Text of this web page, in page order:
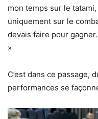
mon temps sur le
uniquement sur le
devais faire pour
»
C’est dans ce passage,
performances se